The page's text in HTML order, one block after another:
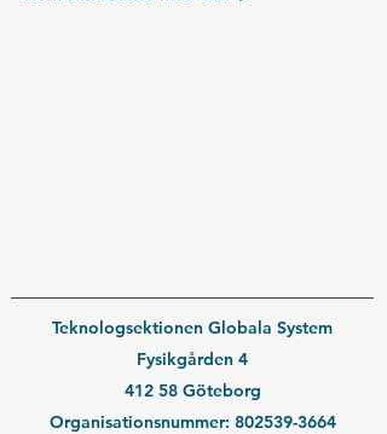
Teknologsektionen Globala System
Fysikgården 4
412 58 Göteborg
Organisationsnummer: 802539-3664